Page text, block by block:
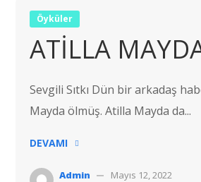
Öyküler
ATİLLA
Sevgili Sıtkı Dün bir arkadaş
Mayda ölmüş. Atilla Mayda da...
DEVAMI
Admin
Mayıs 12, 2022